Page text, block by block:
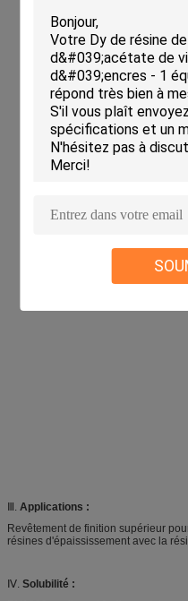
Ⅲ. Applications :
Revêtement de finition supérieur
résines d'épaississement avec la
Ⅳ. Solubilité :